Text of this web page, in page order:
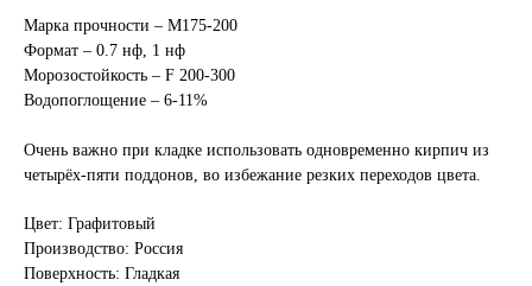
Марка прочности – М175-200
Формат – 0.7 нф, 1 нф
Морозостойкость – F 200-300
Водопоглощение – 6-11%
Очень важно при кладке использовать одновременно кирпич из
четырёх-пяти поддонов, во избежание резких переходов цвета.
Цвет: Графитовый
Производство: Россия
Поверхность: Гладкая